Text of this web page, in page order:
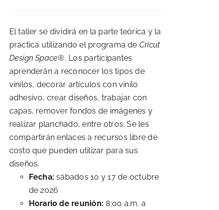
El taller se dividirá en la parte teórica y la
práctica utilizando el programa de Cricut
Design Space®. Los participantes
aprenderán a reconocer los tipos de
vinilos, decorar artículos con vinilo
adhesivo, crear diseños, trabajar con
capas, remover fondos de imágenes y
realizar planchado, entre otros. Se les
compartirán enlaces a recursos libre de
costo que pueden utilizar para sus
diseños.
Fecha: sábados 10 y 17 de octubre
de 2026
Horario de reunión: 8:00 a.m. a